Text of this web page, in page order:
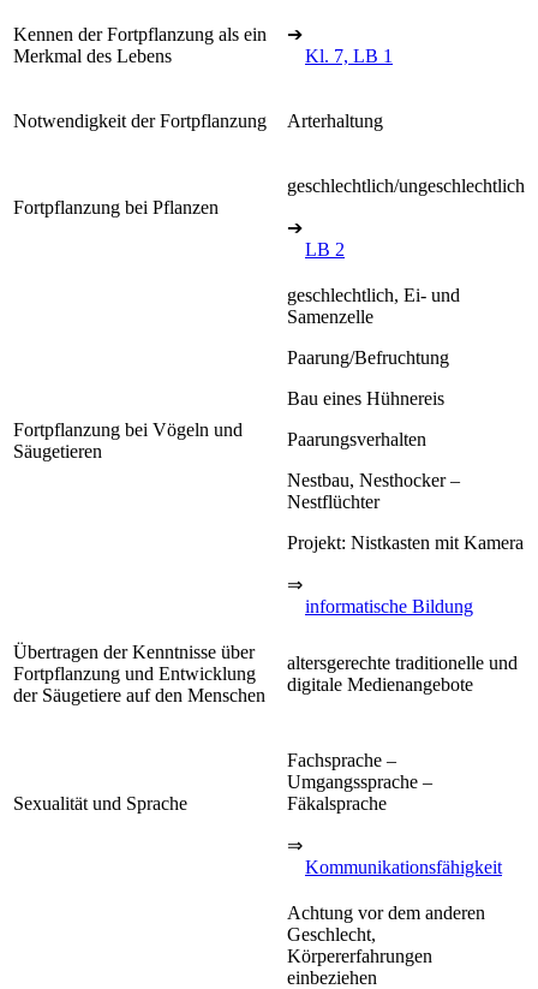
Kennen der Fortpflanzung als ein
Merkmal des Lebens
➔
Kl. 7, LB 1
Notwendigkeit der Fortpflanzung Arterhaltung
Fortpflanzung bei Pflanzen
geschlechtlich/ungeschlechtlich
➔
LB 2
Fortpflanzung bei Vögeln und
Säugetieren
geschlechtlich, Ei- und
Samenzelle
Paarung/Befruchtung
Bau eines Hühnereis
Paarungsverhalten
Nestbau, Nesthocker –
Nestflüchter
Projekt: Nistkasten mit Kamera
⇒
informatische Bildung
Übertragen der Kenntnisse über
Fortpflanzung und Entwicklung
der Säugetiere auf den Menschen
altersgerechte traditionelle und
digitale Medienangebote
Sexualität und Sprache
Fachsprache –
Umgangssprache –
Fäkalsprache
⇒
Kommunikationsfähigkeit
Achtung vor dem anderen
Geschlecht,
Körpererfahrungen
einbeziehen